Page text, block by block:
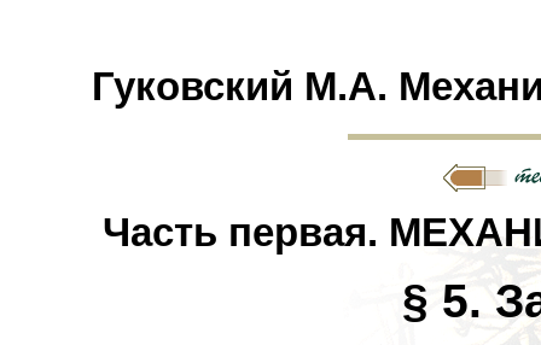
Гуковский М.А.
Часть первая.
§ 5.